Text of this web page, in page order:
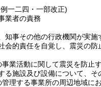
一二四・一部改正)
業者の責務
知事その他の行政機関が実施
会的責任を自覚し、震災の
業活動に関して震災を防止
る施設及び設備について、そ
理する事業所の周辺地域に